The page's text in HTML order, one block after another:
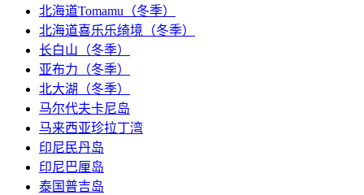
北海道Tomamu（冬季）
北海道喜乐乐绮境（冬季）
长白山（冬季）
亚布力（冬季）
北大湖（冬季）
马尔代夫卡尼岛
马来西亚珍拉丁湾
印尼民丹岛
印尼巴厘岛
泰国普吉岛